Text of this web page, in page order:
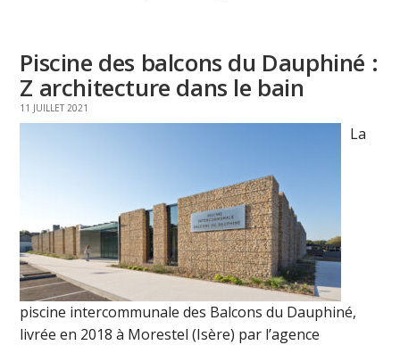
Piscine des balcons du Dauphiné :
Z architecture dans le bain
11 JUILLET 2021
La
piscine intercommunale des Balcons du Dauphiné,
livrée en 2018 à Morestel (Isère) par l’agence